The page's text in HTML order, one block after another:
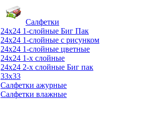
Салфетки
24х24 1-слойные Биг Пак
24х24 1-слойные с рисунком
24х24 1-слойные цветные
24х24 1-х слойные
24х24 2-х слойные Биг пак
33х33
Салфетки ажурные
Салфетки влажные